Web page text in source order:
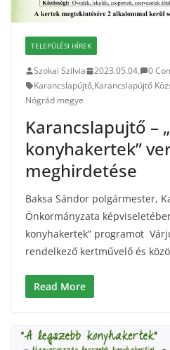
TELEPÜLÉSI HÍREK
Szokai Szilvia 2023.05.04.
0
Karancslapújtő,Karancslapújtő
Nógrád megye
Karancslapujtő –
konyhakertek”
meghirdetése
Baksa Sándor polgármester,
Önkormányzata
konyhakertek” programot
rendelkező kertművelő és
Read More